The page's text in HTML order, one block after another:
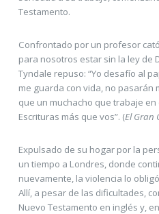
Testamento.
Confrontado por un profesor
para nosotros estar sin la ley de
Tyndale repuso: “Yo desafío al
me guarda con vida, no pasarán
que un muchacho que trabaje
Escrituras más que vos”. (El Gran
Expulsado de su hogar por la
un tiempo a Londres, donde
nuevamente, la violencia lo
Allí, a pesar de las dificultades,
Nuevo Testamento en inglés y,